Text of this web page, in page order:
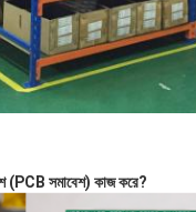
(PCB সমাবেশ) কাজ করে?